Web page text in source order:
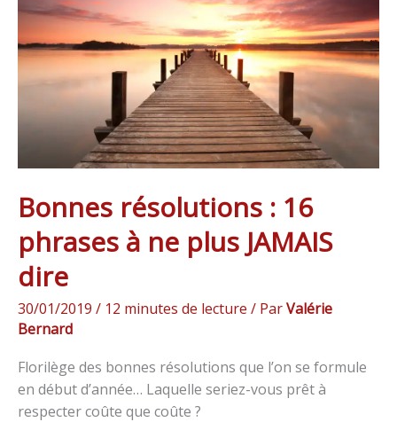
Bonnes résolutions : 16
phrases à ne plus JAMAIS
dire
30/01/2019 / 12 minutes de lecture / ParValérie
Bernard
Florilège des bonnes résolutions que l’on se formule
en début d’année… Laquelle seriez-vous prêt à
respecter coûte que coûte ?
phrases
à
ne
JAMAIS